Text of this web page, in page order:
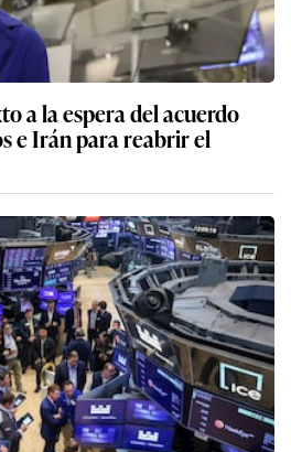
a la espera del acuerdo
e Irán para reabrir el